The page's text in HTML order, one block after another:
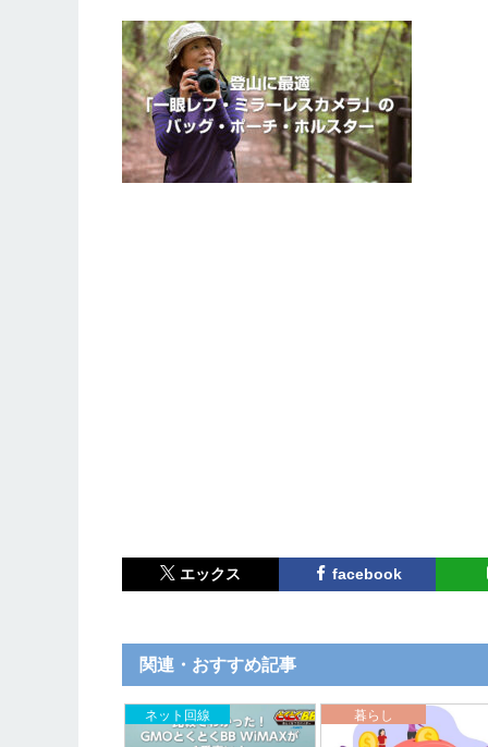
エックス facebook
関連・おすすめ記事
ネット回線 暮らし